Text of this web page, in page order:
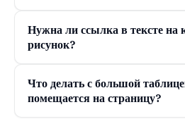
Нужна ли ссылка в тексте на
рисунок?
Что делать с большой
помещается на страницу?